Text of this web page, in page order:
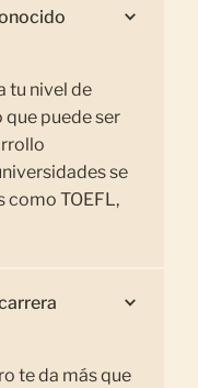
tu nivel de
que puede ser
se
como TOEFL,
te da más que